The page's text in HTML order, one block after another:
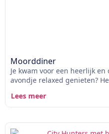
Moorddiner
Je kwam voor een heerlijk
avondje relaxed genieten?
Lees meer